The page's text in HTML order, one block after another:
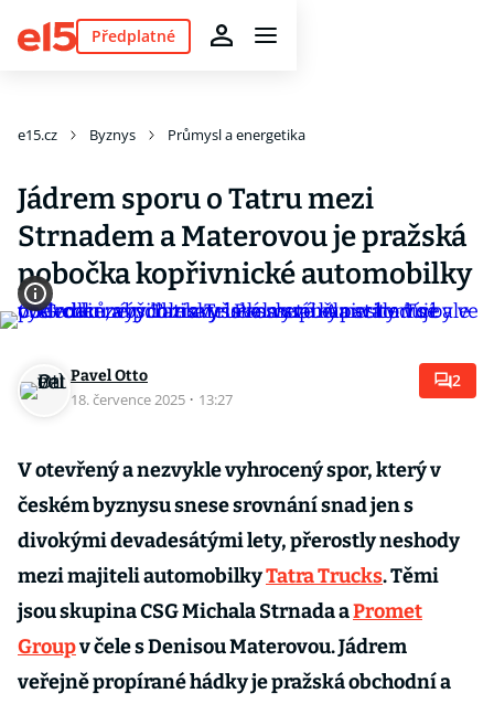
Předplatné
e15.cz Byznys Průmysl a energetika
Jádrem sporu o Tatru mezi
Strnadem a Materovou je pražská
pobočka kopřivnické automobilky
Pavel Otto
18. července 2025 · 13:27
2
V otevřený a nezvykle vyhrocený spor, který v
českém byznysu snese srovnání snad jen s
divokými devadesátými lety, přerostly neshody
mezi majiteli automobilkyTatra Trucks. Těmi
jsou skupina CSG Michala Strnada aPromet
Groupv čele s Denisou Materovou. Jádrem
veřejně propírané hádky je pražská obchodní a